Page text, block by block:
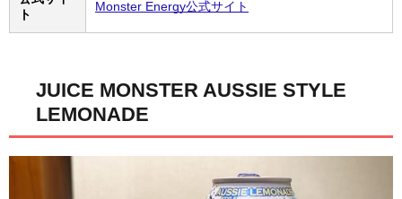
ト
Monster Energy公式サイト
JUICE MONSTER AUSSIE STYLE
LEMONADE